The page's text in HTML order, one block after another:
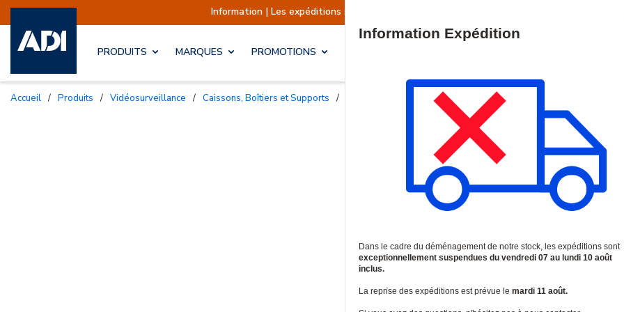
Information | Les expéditions sont actuellement suspendues Reprise prévue le
PRODUITS MARQUES PROMOTIONS
Accueil / Produits / Vidéosurveillance / Caissons, Boîtiers et Supports /